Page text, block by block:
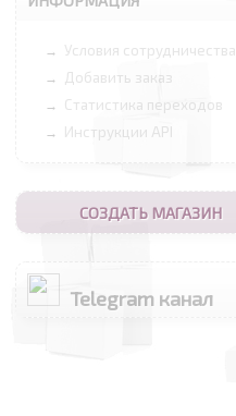
→ Условия сотрудничества
→ Добавить заказ
→ Статистика переходов
→ Инструкции API
СОЗДАТЬ МАГАЗИН
Telegram канал